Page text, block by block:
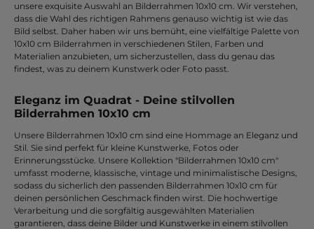
unsere exquisite Auswahl an Bilderrahmen 10x10 cm. Wir verstehen,
dass die Wahl des richtigen Rahmens genauso wichtig ist wie das
Bild selbst. Daher haben wir uns bemüht, eine vielfältige Palette von
10x10 cm Bilderrahmen in verschiedenen Stilen, Farben und
Materialien anzubieten, um sicherzustellen, dass du genau das
findest, was zu deinem Kunstwerk oder Foto passt.
Eleganz im Quadrat - Deine stilvollen
Bilderrahmen 10x10 cm
Unsere Bilderrahmen 10x10 cm sind eine Hommage an Eleganz und
Stil. Sie sind perfekt für kleine Kunstwerke, Fotos oder
Erinnerungsstücke. Unsere Kollektion "Bilderrahmen 10x10 cm"
umfasst moderne, klassische, vintage und minimalistische Designs,
sodass du sicherlich den passenden Bilderrahmen 10x10 cm für
deinen persönlichen Geschmack finden wirst. Die hochwertige
Verarbeitung und die sorgfältig ausgewählten Materialien
garantieren, dass deine Bilder und Kunstwerke in einem stilvollen